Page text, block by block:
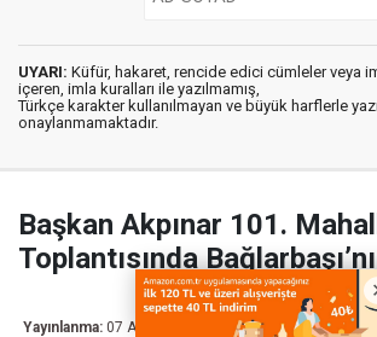
UYARI: Küfür, hakaret, rencide edici cümleler veya
içeren, imla kuralları ile yazılmamış,
Türkçe karakter kullanılmayan ve büyük harflerle
onaylanmamaktadır.
Başkan Akpınar 101.
Toplantısında
Yayınlanma: 07 Ağustos 2026 10:07